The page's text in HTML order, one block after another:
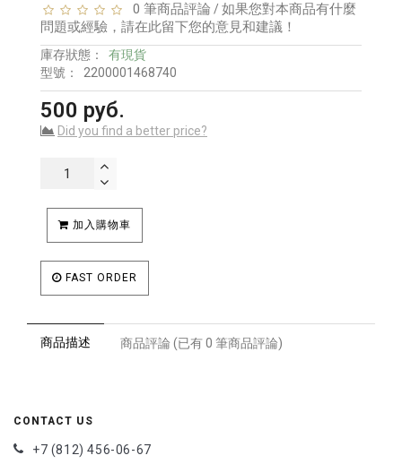
0 筆商品評論 /如果您對本商品有什麼
問題或經驗，請在此留下您的意見和建議！
庫存狀態： 有現貨
型號：
2200001468740
500 руб.
Did you find a better price?
加入購物車
FAST ORDER
商品描述 商品評論 (已有 0 筆商品評論)
CONTACT US
+7 (812) 456-06-67